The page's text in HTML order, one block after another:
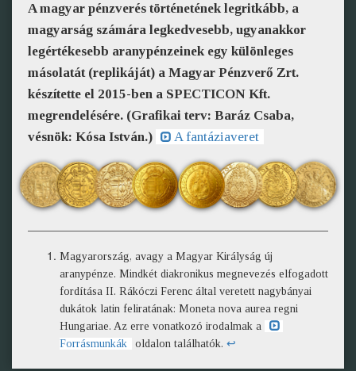
A magyar pénzverés történetének legritkább, a
magyarság számára legkedvesebb, ugyanakkor
legértékesebb aranypénzeinek egy különleges
másolatát (replikáját) a Magyar Pénzverő Zrt.
készítette el 2015-ben a SPECTICON Kft.
megrendelésére. (Grafikai terv: Baráz Csaba,
vésnök: Kósa István.)
A fantáziaveret
Magyarország, avagy a Magyar Királyság új
aranypénze. Mindkét diakronikus megnevezés elfogadott
fordítása II. Rákóczi Ferenc által veretett nagybányai
dukátok latin feliratának: Moneta nova aurea regni
Hungariae. Az erre vonatkozó irodalmak a
Forrásmunkák
oldalon találhatók. ↩